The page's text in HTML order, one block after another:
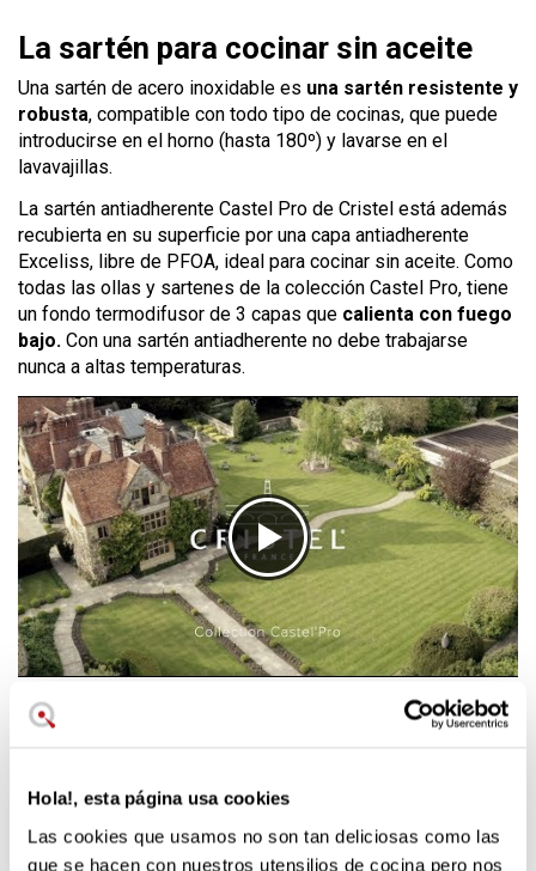
Hola!, esta página usa cookies
Las cookies que usamos no son tan deliciosas como las
que se hacen con nuestros utensilios de cocina pero nos
La sartén para cocinar sin aceite
Una sartén de acero inoxidable es una sartén resistente y
robusta, compatible con todo tipo de cocinas, que puede
introducirse en el horno (hasta 180º) y lavarse en el
lavavajillas.
La sartén antiadherente Castel Pro de Cristel está además
recubierta en su superficie por una capa antiadherente
Exceliss, libre de PFOA, ideal para cocinar sin aceite. Como
todas las ollas y sartenes de la colección Castel Pro, tiene
un fondo termodifusor de 3 capas que calienta con fuego
bajo. Con una sartén antiadherente no debe trabajarse
nunca a altas temperaturas.
Es una
elegante sartén antiadherente de líneas finas y
altísima calidad
, producto de la experiencia de esta marca
Medida, altura y diámetro de fondo
Las sartenes antiadherentes de aluminio Castel Pro están